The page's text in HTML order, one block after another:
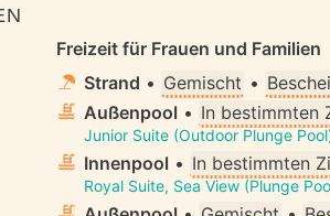
Freizeit für Frauen und Familien
Strand • Gemischt •
Außenpool • In bestimmten
Junior Suite (Outdoor Plunge
Innenpool • In bestimmten
Royal Suite, Sea View (Plunge